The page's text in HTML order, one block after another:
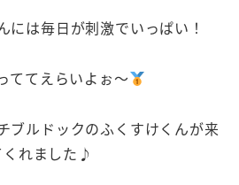
には毎日が刺激でいっぱい！
ててえらいよぉ～
ブルドックのふくすけくんが来
くれました♪